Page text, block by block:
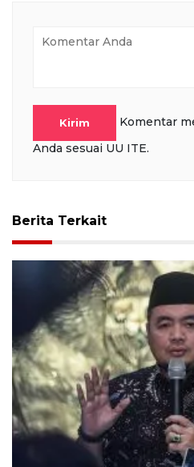
Kirim
Komentar
Anda sesuai UU ITE.
Berita Terkait